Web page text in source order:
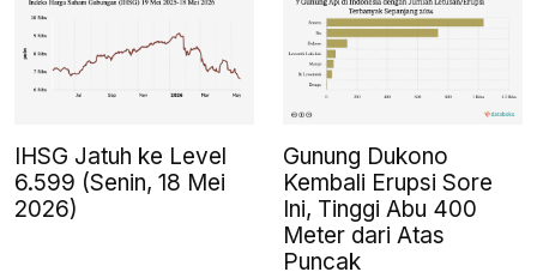
IHSG Jatuh ke Level
6.599 (Senin, 18 Mei
2026)
Gunung Dukono
Kembali Erupsi Sore
Ini, Tinggi Abu 400
Meter dari Atas
Puncak